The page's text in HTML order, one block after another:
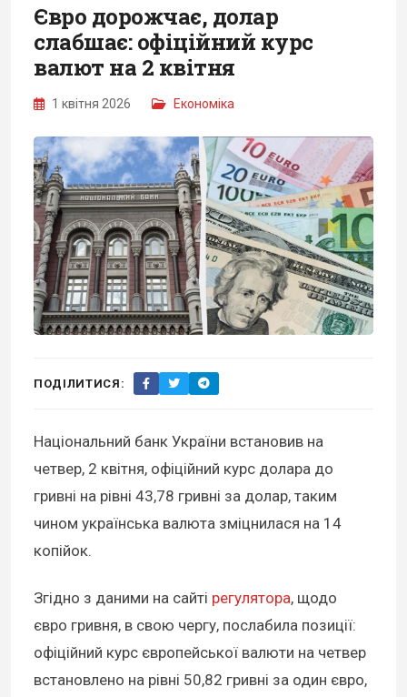
Євро дорожчає, долар
слабшає: офіційний курс
валют на 2 квітня
1 квітня 2026 Економіка
ПОДІЛИТИСЯ:
Національний банк України встановив на
четвер, 2 квітня, офіційний курс долара до
гривні на рівні 43,78 гривні за долар, таким
чином українська валюта зміцнилася на 14
копійок.
Згідно з даними на сайті регулятора, щодо
євро гривня, в свою чергу, послабила позиції:
офіційний курс європейської валюти на четвер
встановлено на рівні 50,82 гривні за один євро,